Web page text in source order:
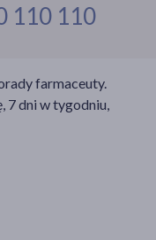
110 110
farmaceuty.
7 dni w tygodniu,